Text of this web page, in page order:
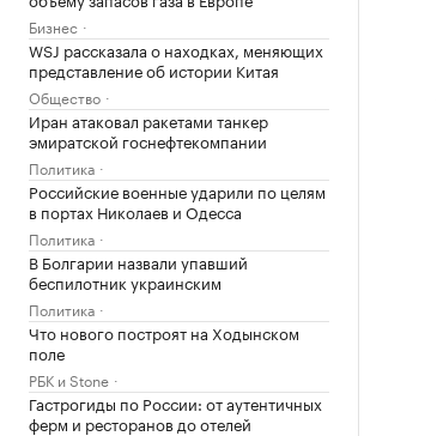
Бизнес
WSJ рассказала о находках, меняющих
представление об истории Китая
Общество
Иран атаковал ракетами танкер
эмиратской госнефтекомпании
Политика
Российские военные ударили по целям
в портах Николаев и Одесса
Политика
В Болгарии назвали упавший
беспилотник украинским
Политика
Что нового построят на Ходынском
поле
РБК и Stone
Гастрогиды по России: от аутентичных
ферм и ресторанов до отелей